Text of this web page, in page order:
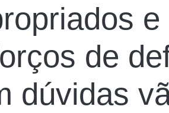
de
dúvidas